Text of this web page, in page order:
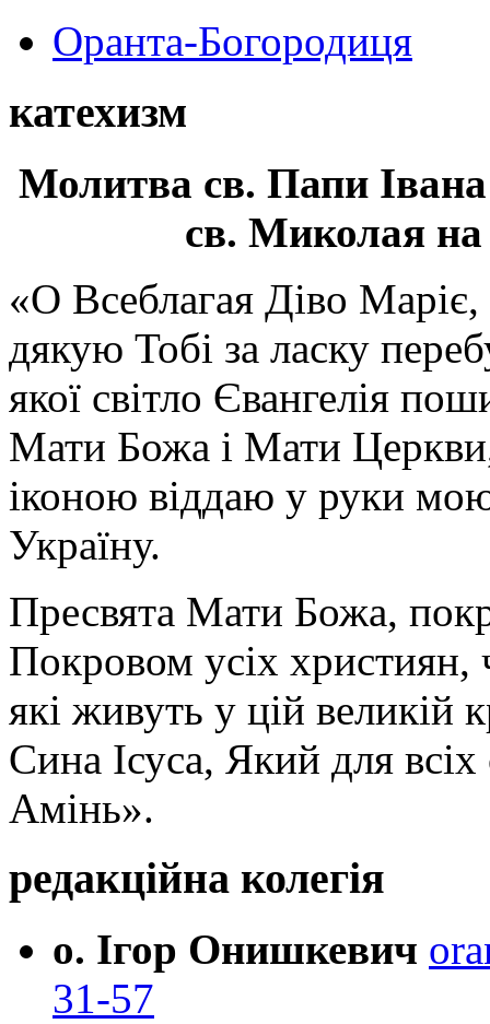
Оранта-Богородиця
катехизм
Молитва св.Папи
св. Миколая на
«О Всеблагая Діво
дякую Тобі за ласку
якої світло Євангелія
Мати Божа і Мати
іконою віддаю у руки
Україну.
Пресвята Мати Божа,
Покровом усіх християн,
які живуть у цій великій
Сина Ісуса, Який для
Амінь».
редакційна колегія
о. Ігор Онишкевич
31-57